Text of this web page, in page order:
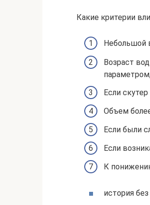
Какие критерии
Небольшой
Возраст
Если
Объем
Если были
Если
К
история